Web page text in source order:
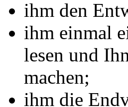
ihm den
ihm einmal
lesen und
machen;
ihm die